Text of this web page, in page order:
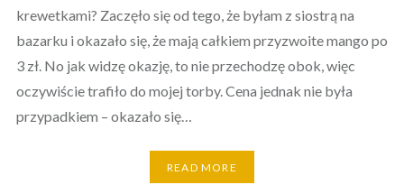
krewetkami? Zaczęło się od tego, że byłam z siostrą na
bazarku i okazało się, że mają całkiem przyzwoite mango po
3 zł. No jak widzę okazję, to nie przechodzę obok, więc
oczywiście trafiło do mojej torby. Cena jednak nie była
przypadkiem – okazało się…
READ MORE